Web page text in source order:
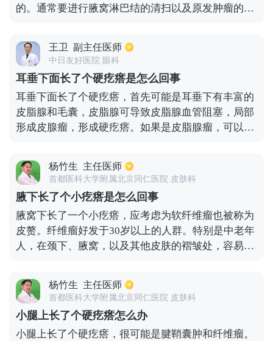
的。通常要进行腋窝淋巴结的清扫以及原发肿瘤的治
中比较多见，许多患者会出现，好的方法是进行手术
切除。
王卫 副主任医师
中日友好医院 眼科
耳垂下面长了个硬疙瘩是怎么回事
耳垂下面长了个硬疙瘩，首先可能是耳垂下有丰富的
皮脂腺和毛囊，皮脂腺可导致皮脂腺血管阻塞，局部
形成皮腺瘤，形成硬疙瘩。如果是皮脂腺瘤，可以通
超检查，以排除腮腺内的良性和恶性肿瘤，作出明确
的诊断，然后进行外科治疗或其他治疗。
杨竹生 主任医师
首都医科大学附属北京同仁医院 皮肤科
腋下长了个小疙瘩是怎么回事
腋窝下长了一个小疙瘩，应考虑为软纤维瘤也被称为
皮赘。纤维瘤好发于30岁以上的人群。特别是中老年
人，在颈下、腋窝，以及其他皮肤的褶皱处，容易出
响。皮赘可为单发也可为多发。对软纤维瘤可以采取
激光、冷冻等方式进行治疗，也可以不做处理。而且
其生长一般较为缓慢，如果有明显增大变化时，需要
及时就医检查，排除是否有其他病理性原因。
杨竹生 主任医师
首都医科大学附属北京同仁医院 皮肤科
小腿上长了个硬疙瘩怎么办
小腿上长了个硬疙瘩，很可能是腱鞘囊肿和纤维瘤。